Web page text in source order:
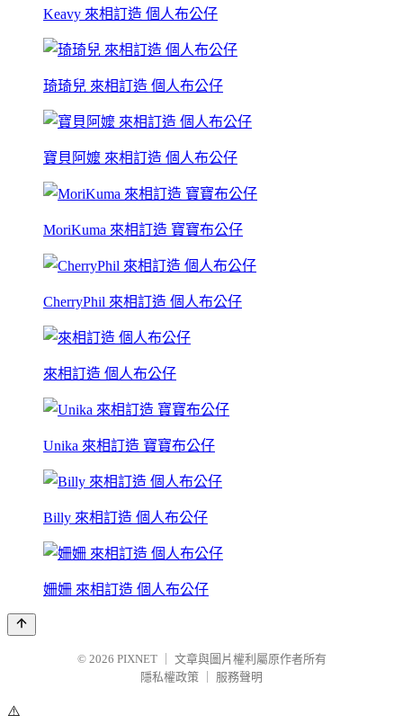
Keavy 來相訂造 個人布公仔
琦琦兒 來相訂造 個人布公仔
寶貝阿嬤 來相訂造 個人布公仔
MoriKuma 來相訂造 寶寶布公仔
CherryPhil 來相訂造 個人布公仔
來相訂造 個人布公仔
Unika 來相訂造 寶寶布公仔
Billy 來相訂造 個人布公仔
姍姍 來相訂造 個人布公仔
© 2026 PIXNET
文章與圖片權利屬原作者所有
隱私權政策
服務聲明
⚠️